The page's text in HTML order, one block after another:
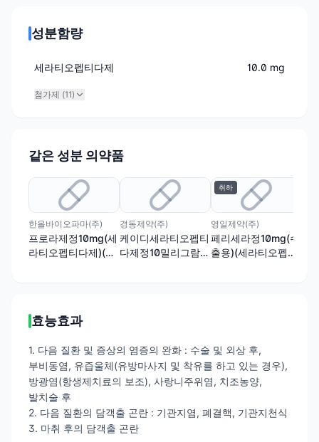
성분함량
세라티오펩티다제 10.0 mg
첨가제 (11)
같은 성분 의약품
한올바이오파마(주)
프로라제정10mg(세
라티오펩티다제)(수
경동제약(주)
케이디세라티오펩티
다제정10밀리그람
취하
영일제약(주)
페리세라정10mg(수
출용)(세라티오펩티
효능효과
1. 다음 질환 및 증상의 염증의 완화 : 수술 및 외상 후,
부비동염, 유즙울체(유방마사지 및 착유를 하고 있는 경우),
방광염(항생제치료의 보조), 사랑니주위염, 치조농양,
발치술 후
2. 다음 질환의 담객출 곤란 : 기관지염, 폐결핵, 기관지천식
3. 마취 후의 담객출 곤란